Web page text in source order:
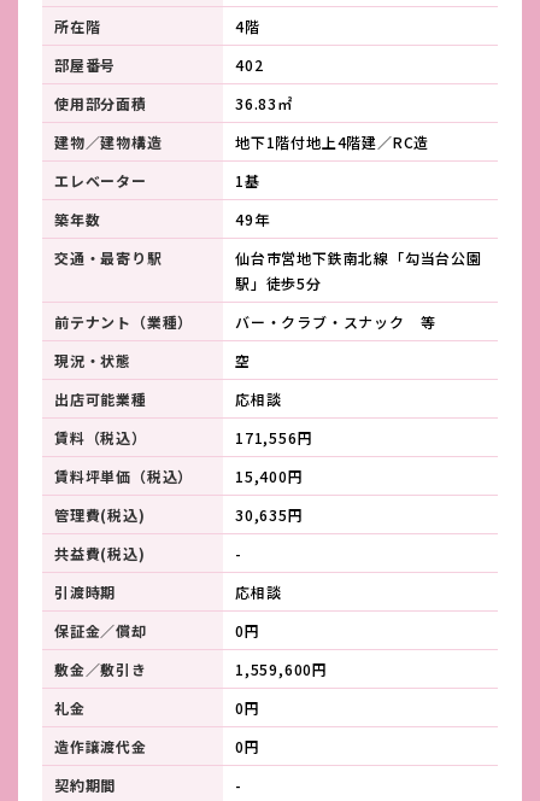
所在階
4階
部屋番号
402
使用部分面積
36.83㎡
建物／建物構造
地下1階付地上4階建／RC造
エレベーター
1基
築年数
49年
交通・最寄り駅
仙台市営地下鉄南北線「勾当台公園
駅」徒歩5分
前テナント（業種）
バー・クラブ・スナック 等
現況・状態
空
出店可能業種
応相談
賃料（税込）
171,556円
賃料坪単価（税込）
15,400円
管理費(税込)
30,635円
共益費(税込)
-
引渡時期
応相談
保証金／償却
0円
敷金／敷引き
1,559,600円
礼金
0円
造作譲渡代金
0円
契約期間
-